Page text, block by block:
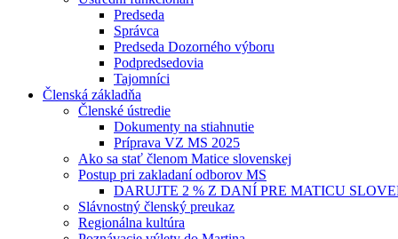
Predseda
Správca
Predseda Dozorného výboru
Podpredsedovia
Tajomníci
Členská základňa
Členské ústredie
Dokumenty na stiahnutie
Príprava VZ MS 2025
Ako sa stať členom Matice slovenskej
Postup pri zakladaní odborov MS
DARUJTE 2 % Z DANÍ PRE MATICU
Slávnostný členský preukaz
Regionálna kultúra